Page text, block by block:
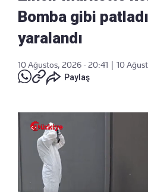
Bomba gibi
yaralandı
10 Ağustos, 2026 - 20:41
10
Paylaş